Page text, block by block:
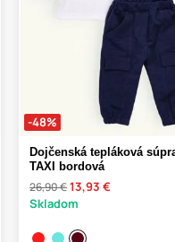
-48%
Dojčenská tepláková
TAXI bordová
26,90 €13,93 €
Skladom